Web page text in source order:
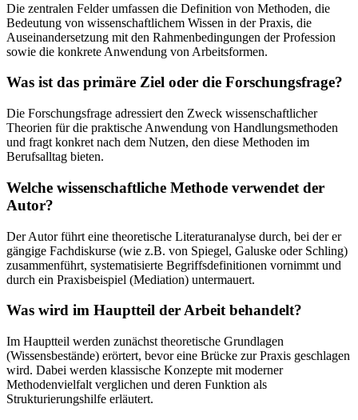
Die zentralen Felder umfassen die Definition von Methoden, die
Bedeutung von wissenschaftlichem Wissen in der Praxis, die
Auseinandersetzung mit den Rahmenbedingungen der Profession
sowie die konkrete Anwendung von Arbeitsformen.
Was ist das primäre Ziel oder die Forschungsfrage?
Die Forschungsfrage adressiert den Zweck wissenschaftlicher
Theorien für die praktische Anwendung von Handlungsmethoden
und fragt konkret nach dem Nutzen, den diese Methoden im
Berufsalltag bieten.
Welche wissenschaftliche Methode verwendet der
Autor?
Der Autor führt eine theoretische Literaturanalyse durch, bei der er
gängige Fachdiskurse (wie z.B. von Spiegel, Galuske oder Schling)
zusammenführt, systematisierte Begriffsdefinitionen vornimmt und
durch ein Praxisbeispiel (Mediation) untermauert.
Was wird im Hauptteil der Arbeit behandelt?
Im Hauptteil werden zunächst theoretische Grundlagen
(Wissensbestände) erörtert, bevor eine Brücke zur Praxis geschlagen
wird. Dabei werden klassische Konzepte mit moderner
Methodenvielfalt verglichen und deren Funktion als
Strukturierungshilfe erläutert.